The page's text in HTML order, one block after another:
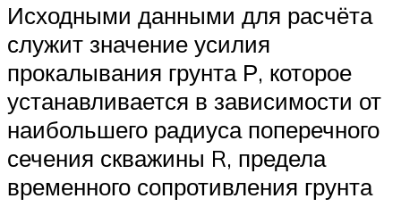
Исходными данными для расчёта
служит значение усилия
прокалывания грунта Р, которое
устанавливается в зависимости от
наибольшего радиуса поперечного
сечения скважины R, предела
временного сопротивления грунта